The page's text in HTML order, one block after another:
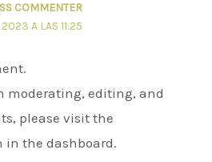
COMMENTER
A LAS 11:25
moderating, editing, and
please visit the
in the dashboard.